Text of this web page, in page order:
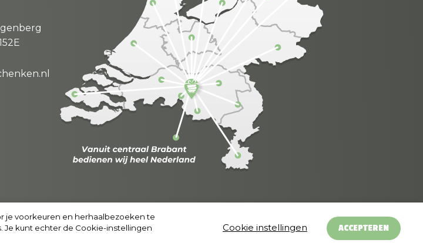
| Cookies|Privacyverklaring
je voorkeuren en herhaalbezoeken te
Je kunt echter de Cookie-instellingen
Cookie instellingen ACCEPTEREN